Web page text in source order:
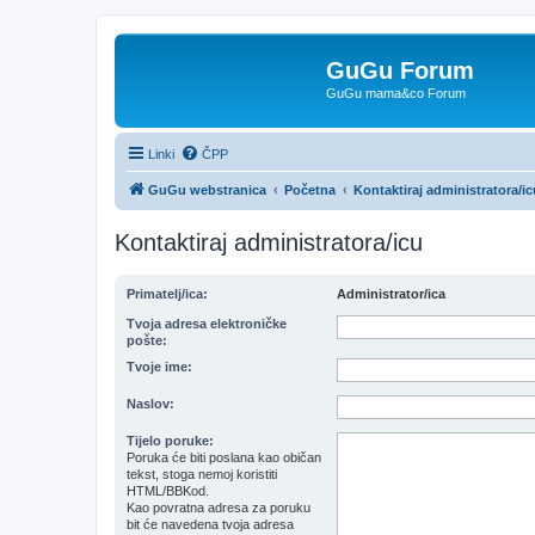
GuGu Forum
GuGu mama&co Forum
Linki ČPP
GuGu webstranica Početna Kontaktiraj administratora/
Kontaktiraj administratora/icu
Primatelj/ica: Administrator/ica
Tvoja adresa elektroničke
pošte:
Tvoje ime:
Naslov:
Tijelo poruke:
Poruka će biti poslana kao običan
tekst, stoga nemoj koristiti
HTML/BBKod.
Kao povratna adresa za poruku
bit će navedena tvoja adresa